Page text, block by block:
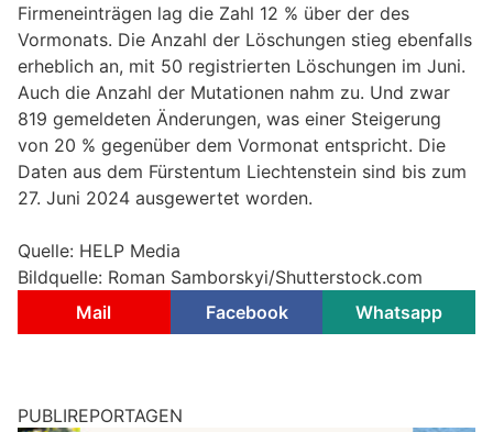
Firmeneinträgen lag die Zahl 12 % über der des
Vormonats. Die Anzahl der Löschungen stieg ebenfalls
erheblich an, mit 50 registrierten Löschungen im Juni.
Auch die Anzahl der Mutationen nahm zu. Und zwar
819 gemeldeten Änderungen, was einer Steigerung
von 20 % gegenüber dem Vormonat entspricht. Die
Daten aus dem Fürstentum Liechtenstein sind bis zum
27. Juni 2024 ausgewertet worden.
Quelle: HELP Media
Bildquelle: Roman Samborskyi/Shutterstock.com
Mail
Facebook Whatsapp
PUBLIREPORTAGEN